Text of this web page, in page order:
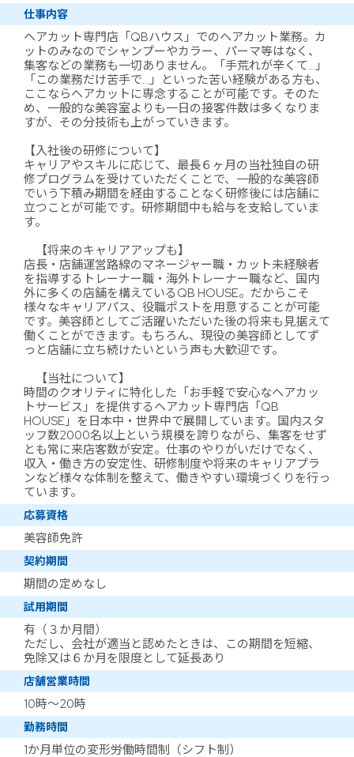
仕事内容
ヘアカット専門店「QBハウス」でのヘアカット業務。カ
ットのみなのでシャンプーやカラー、パーマ等はなく、
集客などの業務も一切ありません。「手荒れが辛くて…」
「この業務だけ苦手で…」といった苦い経験がある方も、
ここならヘアカットに専念することが可能です。そのた
め、一般的な美容室よりも一日の接客件数は多くなりま
すが、その分技術も上がっていきます。
【入社後の研修について】
キャリアやスキルに応じて、最長６ヶ月の当社独自の研
修プログラムを受けていただくことで、一般的な美容師
でいう下積み期間を経由することなく研修後には店舗に
立つことが可能です。研修期間中も給与を支給していま
す。
【将来のキャリアアップも】
店長・店舗運営路線のマネージャー職・カット未経験者
を指導するトレーナー職・海外トレーナー職など、国内
外に多くの店舗を構えているQB HOUSE。だからこそ
様々なキャリアパス、役職ポストを用意することが可能
です。美容師としてご活躍いただいた後の将来も見据えて
働くことができます。もちろん、現役の美容師としてず
っと店舗に立ち続けたいという声も大歓迎です。
【当社について】
時間のクオリティに特化した「お手軽で安心なヘアカッ
トサービス」を提供するヘアカット専門店「QB
HOUSE」を日本中・世界中で展開しています。国内スタ
ッフ数2000名以上という規模を誇りながら、集客をせず
とも常に来店客数が安定。仕事のやりがいだけでなく、
収入・働き方の安定性、研修制度や将来のキャリアプラ
ンなど様々な体制を整えて、働きやすい環境づくりを行っ
ています。
応募資格
美容師免許
契約期間
期間の定めなし
試用期間
有（３か月間）
ただし、会社が適当と認めたときは、この期間を短縮、
免除又は６か月を限度として延長あり
店舗営業時間
10時～20時
勤務時間
1か月単位の変形労働時間制（シフト制）